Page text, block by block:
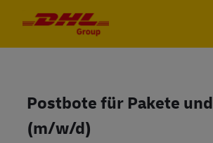
Postbote für Pakete
(m/w/d)